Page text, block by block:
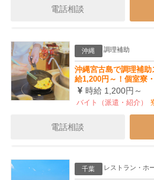
電話相談
沖縄 調理補助
沖縄宮古島で調理補
給1,200円～！個室寮
時給 1,200円～
バイト（派遣・紹介）
電話相談
千葉 レストラン・ホ